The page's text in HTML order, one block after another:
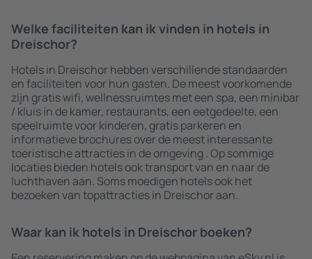
Welke faciliteiten kan ik vinden in hotels in
Dreischor?
Hotels in Dreischor hebben verschillende standaarden
en faciliteiten voor hun gasten. De meest voorkomende
zijn gratis wifi, wellnessruimtes met een spa, een minibar
/ kluis in de kamer, restaurants, een eetgedeelte, een
speelruimte voor kinderen, gratis parkeren en
informatieve brochures over de meest interessante
toeristische attracties in de omgeving . Op sommige
locaties bieden hotels ook transport van en naar de
luchthaven aan. Soms moedigen hotels ook het
bezoeken van topattracties in Dreischor aan.
Waar kan ik hotels in Dreischor boeken?